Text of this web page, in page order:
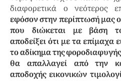
διαφορετικά ο νεότερος
εφόσον στην περίπτωσή μας
που διώκεται με βάση
αποδείξει ότι με τα επίμαχα
το αδίκημα της
θα απαλλαγεί από την
αποδοχής εικονικών